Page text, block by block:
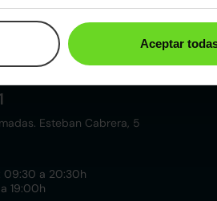
Aceptar
Esteban Cabrera, 5
09:30 a 20:30h
19:00h